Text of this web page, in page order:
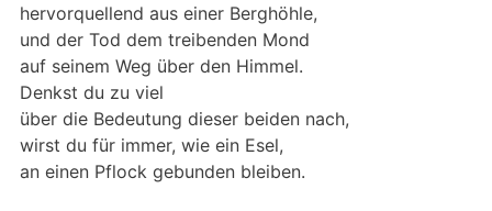
hervorquellend aus einer Berghöhle,
und der Tod dem treibenden Mond
auf seinem Weg über den Himmel.
Denkst du zu viel
über die Bedeutung dieser beiden nach,
wirst du für immer, wie ein Esel,
an einen Pflock gebunden bleiben.